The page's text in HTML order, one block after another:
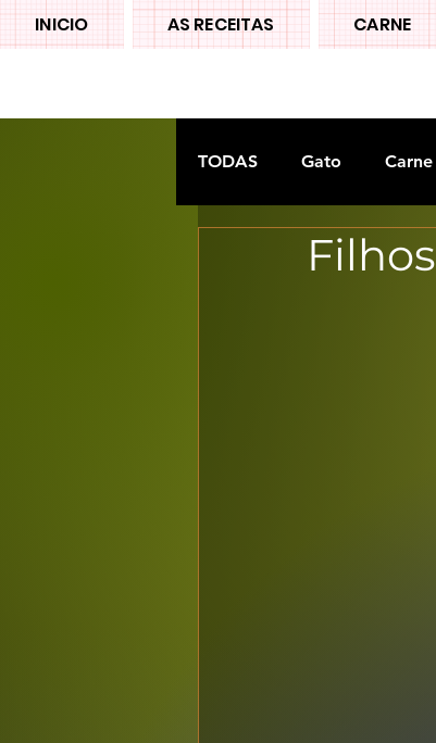
INICIO AS RECEITAS CARNE
TODAS Gato Carne
Doces tradiconais